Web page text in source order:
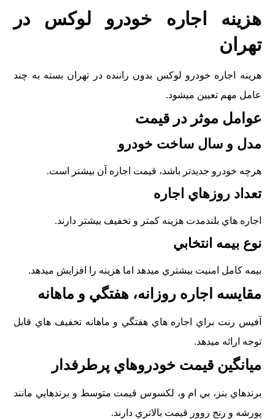
هزينه اجاره خودرو لوکس در
تهران
هزينه اجاره خودرو لوکس بدون راننده در تهران بسته به چند
عامل مهم تعيين ميشود.
عوامل موثر در قيمت
مدل و سال ساخت خودرو
هرچه خودرو جديدتر باشد، قيمت اجاره آن بيشتر است.
تعداد روزهاي اجاره
اجاره هاي بلندمدت هزينه کمتر و تخفيف بيشتر دارند.
نوع بيمه انتخابي
بيمه کامل امنيت بيشتري ميدهد اما هزينه را افزايش ميدهد.
مقايسه اجاره روزانه، هفتگي و ماهانه
آفيس رنت براي اجاره هاي هفتگي و ماهانه تخفيف هاي قابل
توجه ارائه ميدهد.
ميانگين قيمت خودروهاي پرطرفدار
برندهاي بنز، بي ام و، لکسوس قيمت متوسط و برندهايي مانند
پورشه و رنج روور قيمت بالاتري دارند.